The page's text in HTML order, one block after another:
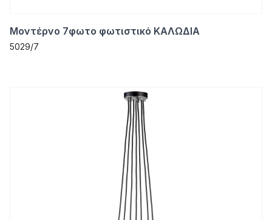
Μοντέρνο 7φωτο φωτιστικό ΚΑΛΩΔΙΑ
5029/7